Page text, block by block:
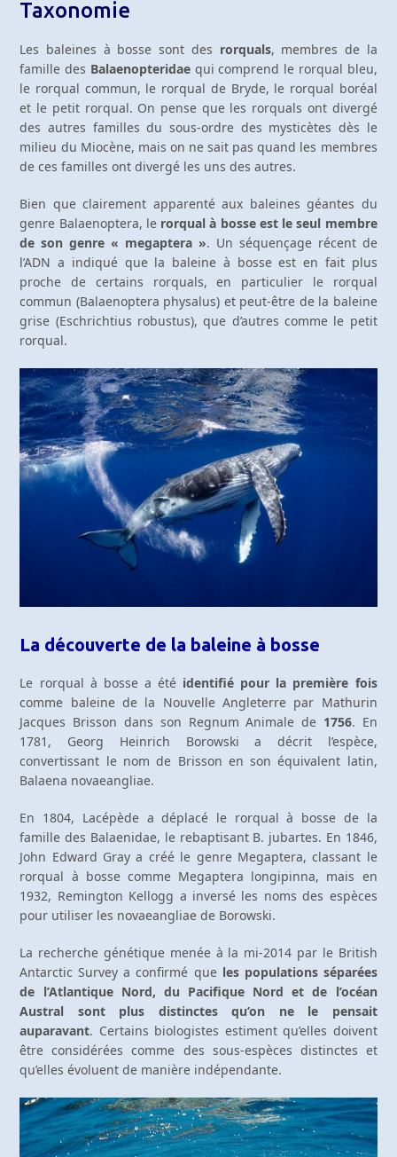
Taxonomie
Les baleines à bosse sont des rorquals, membres de la
famille des Balaenopteridaequi comprend le rorqual bleu,
le rorqual commun, le rorqual de Bryde, le rorqual boréal
et le petit rorqual. On pense que les rorquals ont divergé
des autres familles du sous-ordre des mysticètes dès le
milieu du Miocène, mais on ne sait pas quand les membres
de ces familles ont divergé les uns des autres.
Bien que clairement apparenté aux baleines géantes du
genre Balaenoptera, le rorqual à bosse est le seul membre
de son genre« megaptera ». Un séquençage récent de
l’ADN a indiqué que la baleine à bosse est en fait plus
proche de certains rorquals, en particulier le rorqual
commun (Balaenoptera physalus) et peut-être de la baleine
grise (Eschrichtius robustus), que d’autres comme le petit
rorqual.
La découverte de la baleine à bosse
Le rorqual à bosse a été identifié pour la première fois
comme baleine de la Nouvelle Angleterre par Mathurin
Jacques Brisson dans son Regnum Animale de 1756. En
1781, Georg Heinrich Borowski a décrit l’espèce,
convertissant le nom de Brisson en son équivalent latin,
Balaena novaeangliae.
En 1804, Lacépède a déplacé le rorqual à bosse de la
famille des Balaenidae, le rebaptisant B. jubartes. En 1846,
John Edward Gray a créé le genre Megaptera, classant le
rorqual à bosse comme Megaptera longipinna, mais en
1932, Remington Kellogg a inversé les noms des espèces
pour utiliser les novaeangliae de Borowski.
La recherche génétique menée à la mi-2014 par le British
Antarctic Survey a confirmé que les populations séparées
de l’Atlantique Nord, du Pacifique Nord et de l’océan
Austral sont plus distinctes qu’on ne le pensait
auparavant. Certains biologistes estiment qu’elles doivent
être considérées comme des sous-espèces distinctes et
qu’elles évoluent de manière indépendante.